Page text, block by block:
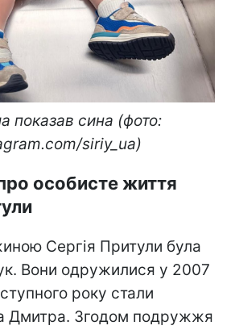
показав сина (фото:
siriy_ua)
особисте життя
Сергія Притули була
Вони одружилися у 2007
року стали
Дмитра. Згодом подружжя